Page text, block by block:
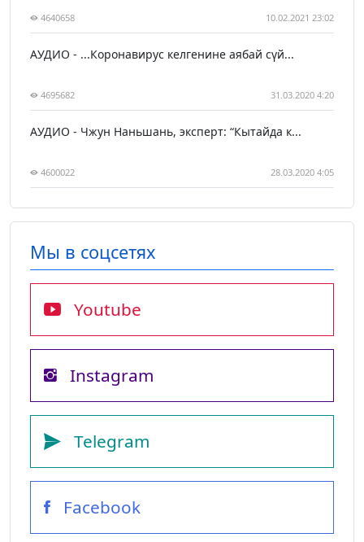
4640658 10.02.2021 23:02
АУДИО - ...Коронавирус келгенине аябай сүй...
4695682 31.03.2020 4:20
АУДИО - Чжун Наньшань, эксперт: “Кытайда к...
4600022 28.03.2020 4:05
Мы в соцсетях
Youtube
Instagram
Telegram
Facebook